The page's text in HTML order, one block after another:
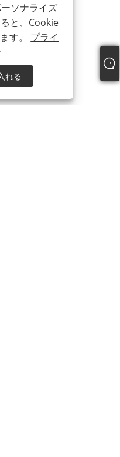
ソナライズ
と、Cookie
す。 プライ
れる